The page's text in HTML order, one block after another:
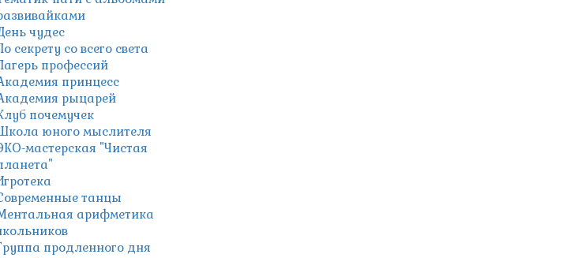
чудес
секрету со всего света
профессий
принцесс
рыцарей
почемучек
юного мыслителя
мастерская "Чистая
танцы
арифметика
продленного дня